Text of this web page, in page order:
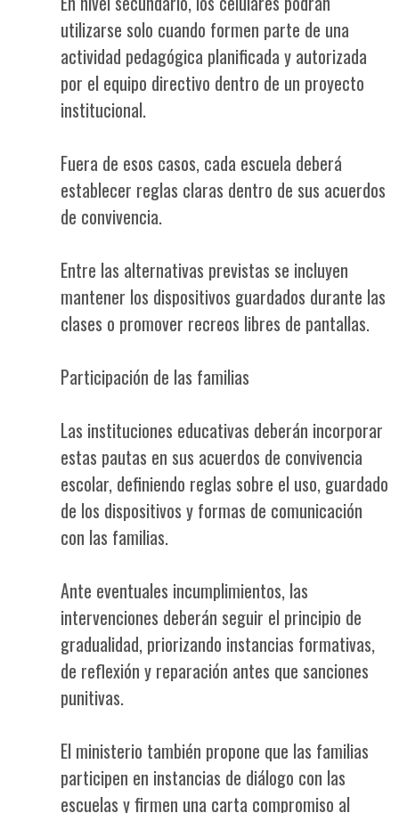
utilizarse solo cuando formen parte de una
actividad pedagógica planificada y autorizada
por el equipo directivo dentro de un proyecto
institucional.
Fuera de esos casos, cada escuela deberá
establecer reglas claras dentro de sus acuerdos
de convivencia.
Entre las alternativas previstas se incluyen
mantener los dispositivos guardados durante las
clases o promover recreos libres de pantallas.
Participación de las familias
Las instituciones educativas deberán incorporar
estas pautas en sus acuerdos de convivencia
escolar, definiendo reglas sobre el uso, guardado
de los dispositivos y formas de comunicación
con las familias.
Ante eventuales incumplimientos, las
intervenciones deberán seguir el principio de
gradualidad, priorizando instancias formativas,
de reflexión y reparación antes que sanciones
punitivas.
El ministerio también propone que las familias
participen en instancias de diálogo con las
escuelas y firmen una carta compromiso al